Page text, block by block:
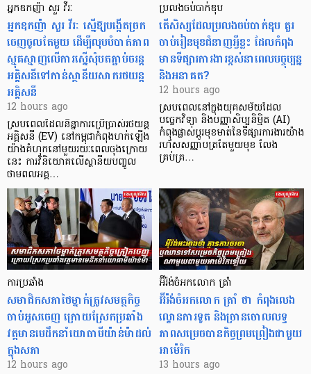
អ្នកឧកញ៉ា សួរ វីរៈ
អ្នកឧកញ៉ា សួរ វីរៈ ស្នើឱ្យបង្កើតច្រក
ចេញចូលតែមួយ ដើម្បីលុបបំបាត់ភាព
ស្មុគស្មាញលើការស្នើសុំបតភ្ជាប់ចរន្ត
អគ្គិសនីទៅកាន់ស្ថានីយសាករថយន្ត
អគ្គិសនី
12 hours ago
ស្របពេលដែលនិន្នាការប្រើប្រាស់រថយន្ត
អគ្គិសនី (EV) នៅកម្ពុជាកំពុងហក់ឡើង
យ៉ាងគំហុកនៅមួយរយៈពេលចុងក្រោយ
នេះ ការវិនិយោគលើស្ថានីយបញ្ចូល
ថាមពលអគ្គ…
ប្រលងចប់បាក់ឌុប
តើសិស្សដែលប្រលងចប់បាក់ឌុប គួរ
ចាប់រៀនមុខជំនាញអ្វីខ្លះ ដែលកំពុង
មានទីផ្សារការងារខ្ពស់នាពេលបច្ចុប្បន្ន
និងអនាគត?
12 hours ago
ស្របពេលនៅក្នុងយុគសម័យដែល
បច្ចេកវិទ្យា និងបញ្ញាសិប្បនិម្មិត (AI)
កំពុងផ្លាស់ប្តូរមុខមាត់នៃទីផ្សារការងារយ៉ាង
រហ័សសញ្ញាបត្រតែមួយមុខ លែង
គ្រប់គ្រ…
ការប្រឆាំង
សមាជិកសភាថៃម្នាក់ត្រូវសមត្ថកិច្ច
ចាប់អូសចេញ ក្រោយស្រែកប្រឆាំង
វត្តមានមេដឹកនាំយោធាមីយ៉ាន់ម៉ាដល់
ក្នុងសភា
12 hours ago
អ៊ីរ៉ង់ចំអកលោក ត្រាំ
អ៊ីរ៉ង់ចំអកលោក ត្រាំ ថា កំពុងលេង
ល្ខោនការទូត និងច្រានចោលលទ្ធ
ភាពសម្រេចបានកិច្ចព្រមព្រៀងជាមួយ
អាម៉េរិក
13 hours ago